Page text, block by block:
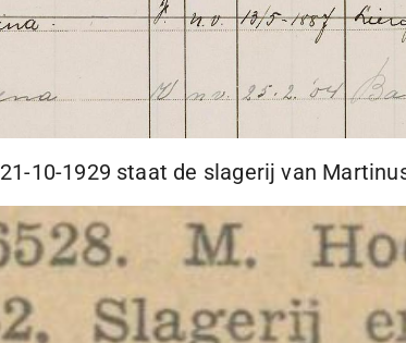
21-10-1929 staat de slagerij van